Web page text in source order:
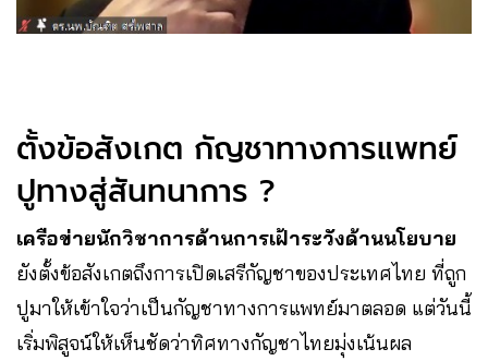
ตั้งข้อสังเกต กัญชาทางการแพทย์
ปูทางสู่สันทนาการ ?
เครือข่ายนักวิชาการด้านการเฝ้าระวังด้านนโยบาย
ยังตั้งข้อสังเกตถึงการเปิดเสรีกัญชาของประเทศไทย ที่ถูก
ปูมาให้เข้าใจว่าเป็นกัญชาทางการแพทย์มาตลอด แต่วันนี้
เริ่มพิสูจน์ให้เห็นชัดว่าทิศทางกัญชาไทยมุ่งเน้นผล